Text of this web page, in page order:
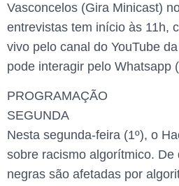
Vasconcelos (Gira Minicast)
entrevistas tem início às 11h,
vivo pelo canal do YouTube
pode interagir pelo Whatsapp
PROGRAMAÇÃO
SEGUNDA
Nesta segunda-feira (1º), o
sobre racismo algorítmico. De
negras são afetadas por